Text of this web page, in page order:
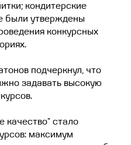
кондитерские
были утверждены
конкурсных
подчеркнул, что
задавать высокую
качество" стало
максимум